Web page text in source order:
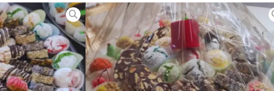
מגש עוגיות למימונה - מגש הגאולה
₪250.00
(
0
)
מגש עוגיות למימונה